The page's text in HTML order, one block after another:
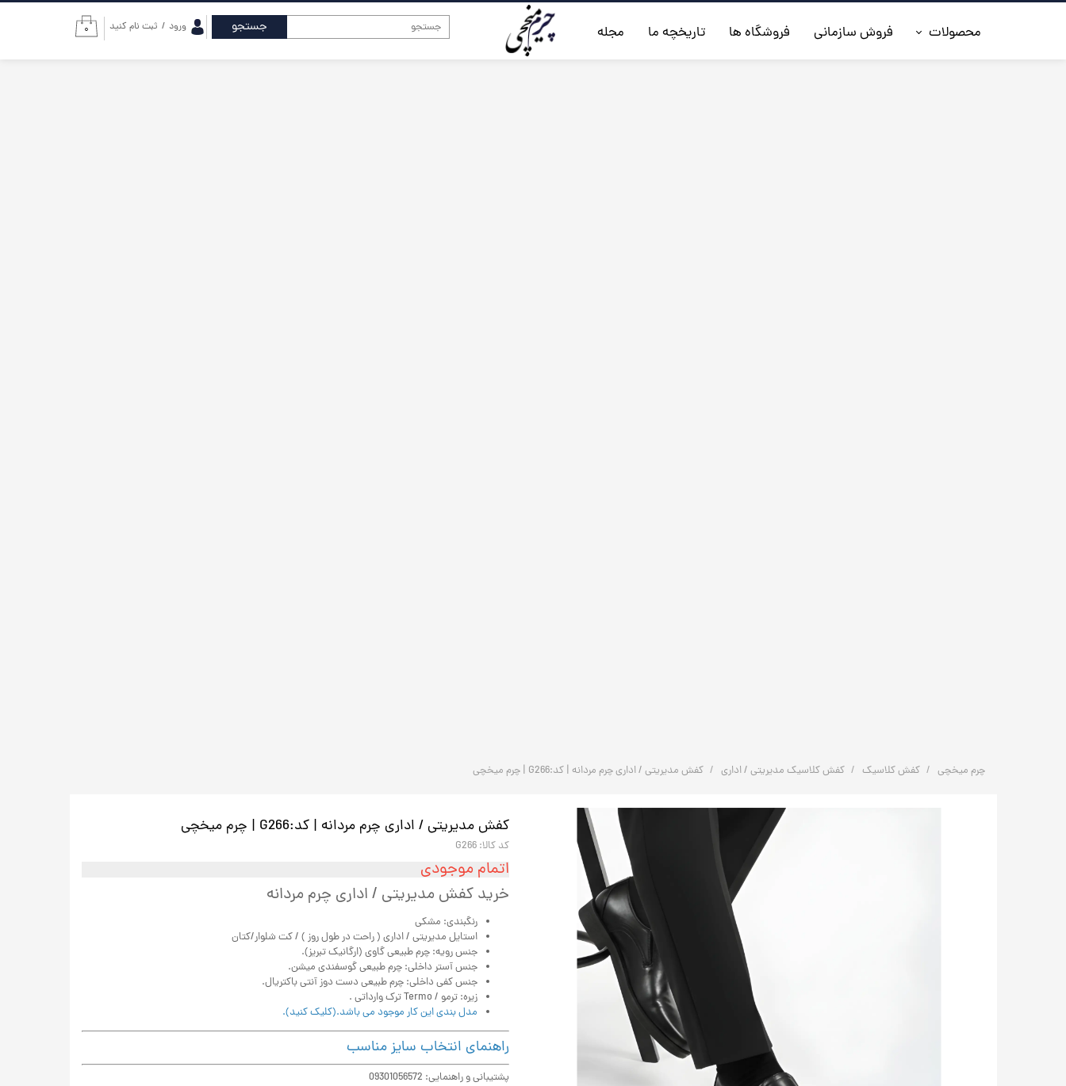
۰ ورود / ثبت نام کنید محصولات فروش سازمانی فروشگاه ها تاریخچه ما مجله جستجو
چرم میخچی کفش کلاسیک کفش کلاسیک مدیریتی / اداری کفش مدیریتی / اداری چرم مردانه | کد:G266 | چرم میخچی
کفش مدیریتی / اداری چرم مردانه | کد:G266 | چرم میخچی
کد کالا: G266
اتمام موجودی
خرید کفش مدیریتی / اداری چرم مردانه
رنگبندی: مشکی
استایل مدیریتی / اداری ( راحت در طول روز ) / کت شلوار/کتان
جنس رویه: چرم طبیعی گاوی (ارگانیک تبریز).
جنس آستر داخلی: چرم طبیعی گوسفندی میشن.
جنس کفی داخلی: چرم طبیعی دست دوز آنتی باکتریال.
زیره: ترمو / Termo ترک وارداتی .
مدل بندی این کار موجود می باشد.(کلیک کنید).
راهنمای انتخاب سایز مناسب
پشتیبانی و راهنمایی: 09301056572